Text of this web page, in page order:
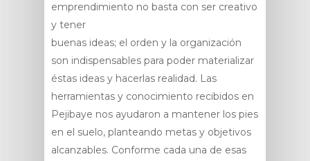
emprendimiento no basta con ser creativo
y tener
buenas ideas; el orden y la organización
son indispensables para poder materializar
éstas ideas y hacerlas realidad. Las
herramientas y conocimiento recibidos en
Pejibaye nos ayudaron a mantener los pies
en el suelo, planteando metas y objetivos
alcanzables. Conforme cada una de esas